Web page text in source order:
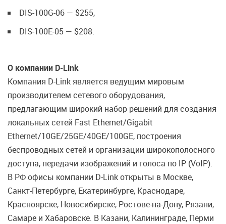
DIS-100G-06 — $255,
DIS-100E-05 — $208.
О компании D-Link
Компания D-Link является ведущим мировым
производителем сетевого оборудования,
предлагающим широкий набор решений для создания
локальных сетей Fast Ethernet/Gigabit
Ethernet/10GE/25GE/40GE/100GE, построения
беспроводных сетей и организации широкополосного
доступа, передачи изображений и голоса по IP (VoIP).
В РФ офисы компании D-Link открыты в Москве,
Санкт-Петербурге, Екатеринбурге, Краснодаре,
Красноярске, Новосибирске, Ростове-на-Дону, Рязани,
Самаре и Хабаровске. В Казани, Калининграде, Перми